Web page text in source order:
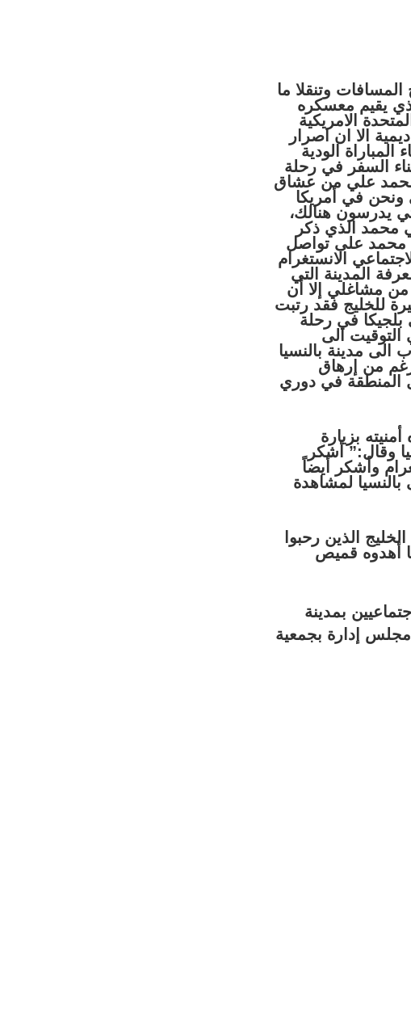
المدلوح المسافات وتنقلا ما
يقيم معسكره
الامريكية
الا ان اصرار
الودية
السفر في رحلة
محمد علي من عشاق
ونحن في أمريكا
بناتي اللاتي يدرسون هنالك،
محمد الذي ذكر
محمد على تواصل
الانستغرام
المدينة التي
مشاغلي إلا أن
للخليج فقد رتبت
بلجيكا في رحلة
الى
ونصف وللذهاب الى مدينة بالنسيا
5 ساعات وعلى الرغم من إرهاق
المنطقة في دوري
بزيارة
وقال:” أشكر
وأشكر أيضاً
لمشاهدة
الذين رحبوا
أهدوه قميص
بمدينة
إدارة بجمعية